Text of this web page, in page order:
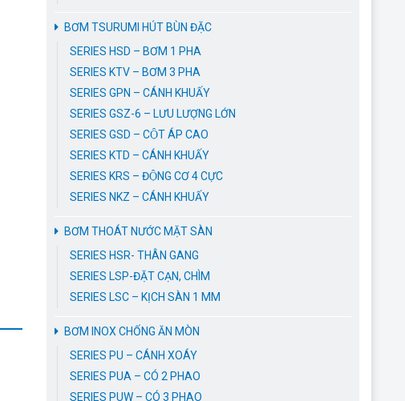
BƠM TSURUMI HÚT BÙN ĐẶC
SERIES HSD – BƠM 1 PHA
SERIES KTV – BƠM 3 PHA
SERIES GPN – CÁNH KHUẤY
SERIES GSZ-6 – LƯU LƯỢNG LỚN
SERIES GSD – CỘT ÁP CAO
SERIES KTD – CÁNH KHUẤY
SERIES KRS – ĐỘNG CƠ 4 CỰC
SERIES NKZ – CÁNH KHUẤY
BƠM THOÁT NƯỚC MẶT SÀN
SERIES HSR- THÂN GANG
SERIES LSP-ĐẶT CẠN, CHÌM
SERIES LSC – KỊCH SÀN 1 MM
BƠM INOX CHỐNG ĂN MÒN
SERIES PU – CÁNH XOÁY
SERIES PUA – CÓ 2 PHAO
SERIES PUW – CÓ 3 PHAO